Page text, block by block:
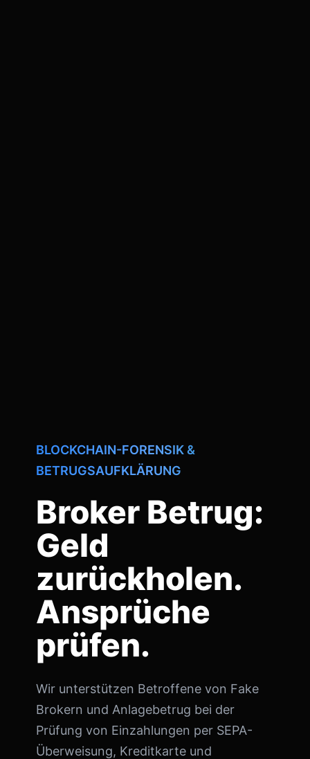
BLOCKCHAIN-FORENSIK &
BETRUGSAUFKLÄRUNG
Broker Betrug:
Geld
zurückholen.
Ansprüche
prüfen.
Wir unterstützen Betroffene von Fake
Brokern und Anlagebetrug bei der
Prüfung von Einzahlungen per SEPA-
Überweisung, Kreditkarte und